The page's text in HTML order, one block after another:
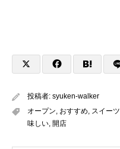
投稿者: syuken-walker
オープン おすすめ スイーツ
味しい 開店